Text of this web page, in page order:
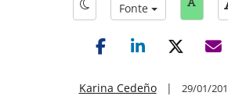
Fonte
Karina Cedeño| 29/01/